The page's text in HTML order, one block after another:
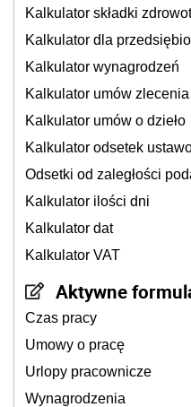
Kalkulator składki
Kalkulator dla
Kalkulator wynagrodzeń
Kalkulator umów zlecenia
Kalkulator umów o dzieło
Kalkulator odsetek
Odsetki od zaległości
Kalkulator ilości dni
Kalkulator dat
Kalkulator VAT
Aktywne
Czas pracy
Umowy o pracę
Urlopy pracownicze
Wynagrodzenia